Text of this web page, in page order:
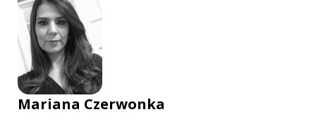
Mariana Czerwonka